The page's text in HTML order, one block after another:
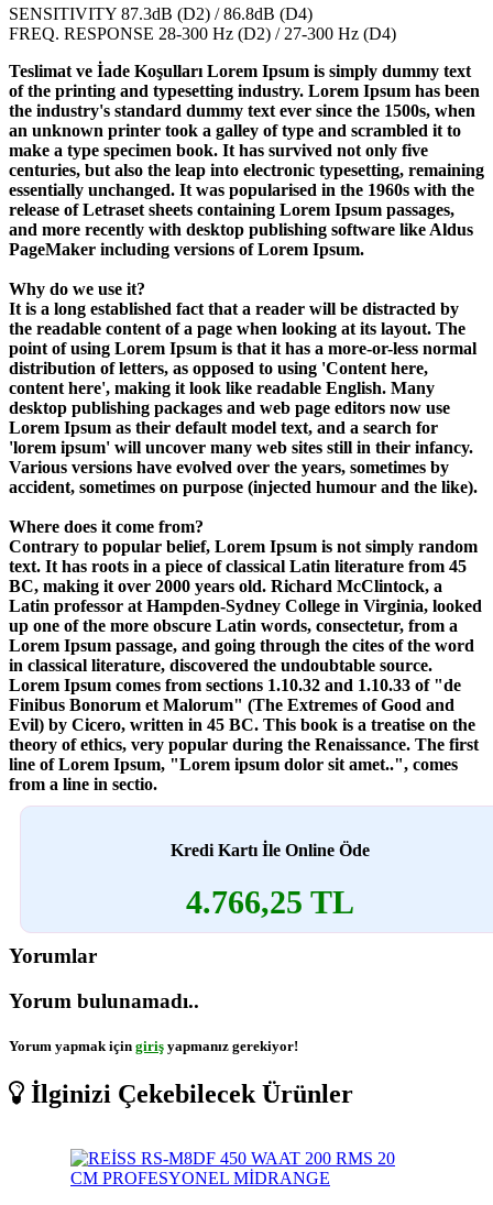
SENSITIVITY 87.3dB (D2) / 86.8dB (D4)
FREQ. RESPONSE 28-300 Hz (D2) / 27-300 Hz (D4)
Teslimat ve İade Koşulları Lorem Ipsum is simply dummy text
of the printing and typesetting industry. Lorem Ipsum has been
the industry's standard dummy text ever since the 1500s, when
an unknown printer took a galley of type and scrambled it to
make a type specimen book. It has survived not only five
centuries, but also the leap into electronic typesetting, remaining
essentially unchanged. It was popularised in the 1960s with the
release of Letraset sheets containing Lorem Ipsum passages,
and more recently with desktop publishing software like Aldus
PageMaker including versions of Lorem Ipsum.
Why do we use it?
It is a long established fact that a reader will be distracted by
the readable content of a page when looking at its layout. The
point of using Lorem Ipsum is that it has a more-or-less normal
distribution of letters, as opposed to using 'Content here,
content here', making it look like readable English. Many
desktop publishing packages and web page editors now use
Lorem Ipsum as their default model text, and a search for
'lorem ipsum' will uncover many web sites still in their infancy.
Various versions have evolved over the years, sometimes by
accident, sometimes on purpose (injected humour and the like).
Where does it come from?
Contrary to popular belief, Lorem Ipsum is not simply random
text. It has roots in a piece of classical Latin literature from 45
BC, making it over 2000 years old. Richard McClintock, a
Latin professor at Hampden-Sydney College in Virginia, looked
up one of the more obscure Latin words, consectetur, from a
Lorem Ipsum passage, and going through the cites of the word
in classical literature, discovered the undoubtable source.
Lorem Ipsum comes from sections 1.10.32 and 1.10.33 of "de
Finibus Bonorum et Malorum" (The Extremes of Good and
Evil) by Cicero, written in 45 BC. This book is a treatise on the
theory of ethics, very popular during the Renaissance. The first
line of Lorem Ipsum, "Lorem ipsum dolor sit amet..", comes
from a line in sectio.
Kredi Kartı İle Online Öde
4.766,25 TL
Yorumlar
Yorum bulunamadı..
Yorum yapmak için giriş yapmanız gerekiyor!
İlginizi Çekebilecek Ürünler